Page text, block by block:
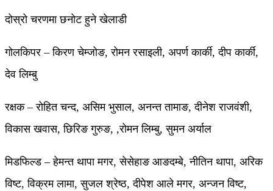
दोस्रो चरणमा छनोट हुने खेलाडी
गोलकिपर – किरण चेम्जोङ, रोमन रसाइली, अपर्ण कार्की, दीप कार्की,
देव लिम्बु
रक्षक – रोहित चन्द, असिम भुसाल, अनन्त तामाङ, दीनेश राजवंशी,
विकास खवास, छिरिङ गुरुङ, ,रोमन लिम्बु, सुमन अर्याल
मिडफिल्ड – हेमन्त थापा मगर, सेसेहाङ आङदम्बे, नीतिन थापा, अरिक
विष्ट, विक्रम लामा, सुजल श्रेष्ठ, दीपेश आले मगर, अन्जन विष्ट,